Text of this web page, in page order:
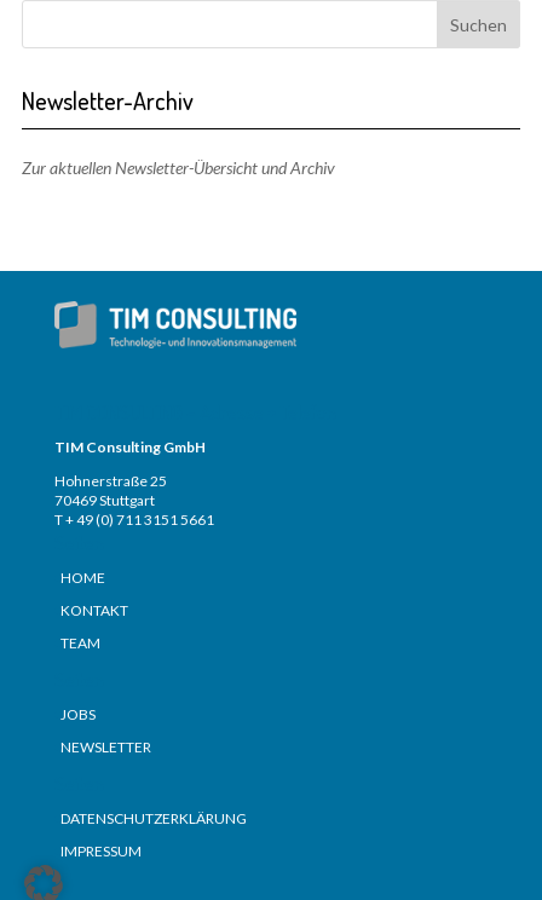
Newsletter-Archiv
Zur aktuellen Newsletter-Übersicht und Archiv
TIM Consulting GmbH
Hohnerstraße 25
70469 Stuttgart
T + 49 (0) 711 3151 5661
HOME
KONTAKT
TEAM
JOBS
NEWSLETTER
DATENSCHUTZERKLÄRUNG
IMPRESSUM